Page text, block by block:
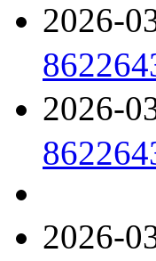
2026-
2026-
2026-